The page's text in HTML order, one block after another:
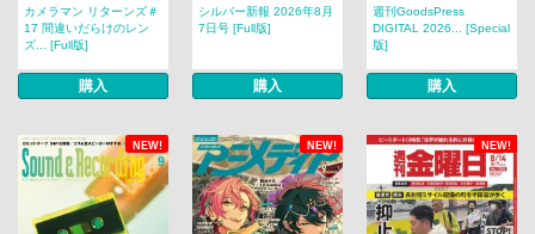
カメラマン リターンズ＃
17 間違いだらけのレン
ズ... [Full版]
購入
シルバー新報 2026年8月
7日号 [Full版]
購入
週刊GoodsPress
DIGITAL 2026... [Special
版]
購入
NEW! NEW! NEW!